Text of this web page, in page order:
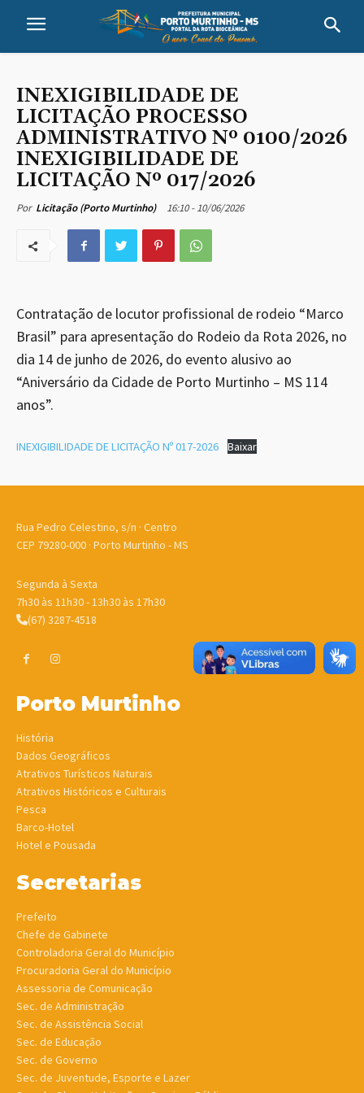
INEXIGIBILIDADE DE
LICITAÇÃO PROCESSO
ADMINISTRATIVO Nº 0100/2026
INEXIGIBILIDADE DE
LICITAÇÃO Nº 017/2026
Por Licitação (Porto Murtinho) 16:10 - 10/06/2026
Contratação de locutor profissional de rodeio “Marco
Brasil” para apresentação do Rodeio da Rota 2026, no
dia 14 de junho de 2026, do evento alusivo ao
“Aniversário da Cidade de Porto Murtinho – MS 114
anos”.
INEXIGIBILIDADE DE LICITAÇÃO Nº 017-2026 Baixar
Rua Pedro Celestino, s/n · Centro
CEP 79280-000 · Porto Murtinho - MS
Segunda à Sexta
7h30 às 11h30 - 13h30 às 17h30
(67) 3287-4518
Porto Murtinho
História
Dados Geográficos
Atrativos Turísticos Naturais
Atrativos Históricos e Culturais
Pesca
Barco-Hotel
Hotel e Pousada
Secretarias
Prefeito
Chefe de Gabinete
Controladoria Geral do Município
Procuradoria Geral do Município
Assessoria de Comunicação
Sec. de Administração
Sec. de Assistência Social
Sec. de Educação
Sec. de Governo
Sec. de Juventude, Esporte e Lazer